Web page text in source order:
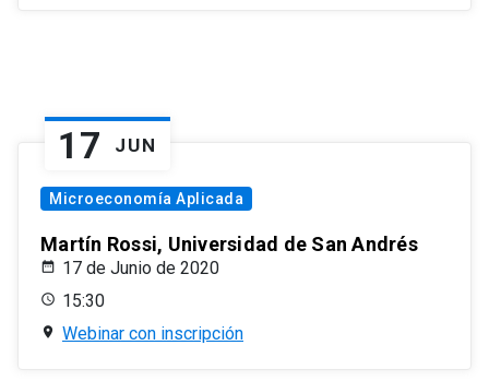
17 JUN
Microeconomía Aplicada
Martín Rossi, Universidad de San Andrés
17 de Junio de 2020
15:30
Webinar con inscripción